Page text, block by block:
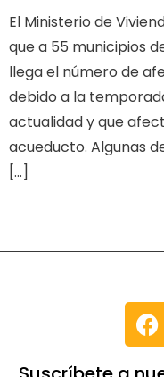
El Ministerio de
que a 55 municipios
llega el número de
debido a la
actualidad y que
acueducto. Algunas
[…]